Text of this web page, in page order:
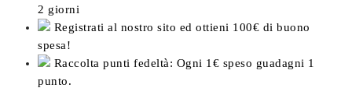
2 giorni
Registrati al nostro sito ed ottieni 100€ di buono
spesa!
Raccolta punti fedeltà: Ogni 1€ speso guadagni 1
punto.